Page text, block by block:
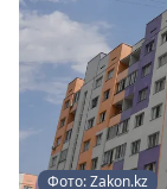
Фото: Zakon.kz